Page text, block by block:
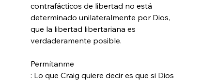
contrafácticos de libertad no está
determinado unilateralmente por Dios,
que la libertad libertariana es
verdaderamente posible.
Permítanme
: Lo que Craig quiere decir es que si Dios